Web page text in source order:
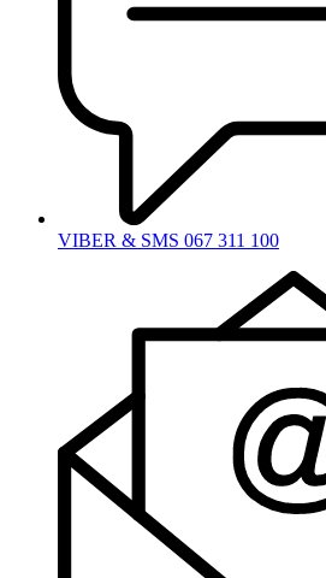
VIBER & SMS 067 311 100